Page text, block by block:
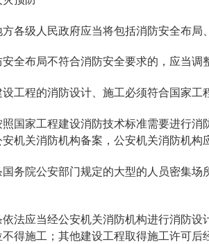
各级人民政府应当将包括消防安全布局
全布局不符合消防安全要求的，应当调
工程的消防设计、施工必须符合国家工
照国家工程建设消防技术标准需要进行
机关消防机构备案，公安机关消防机构
务院公安部门规定的大型的人员密集
依法应当经公安机关消防机构进行消防
得施工；其他建设工程取得施工许可后